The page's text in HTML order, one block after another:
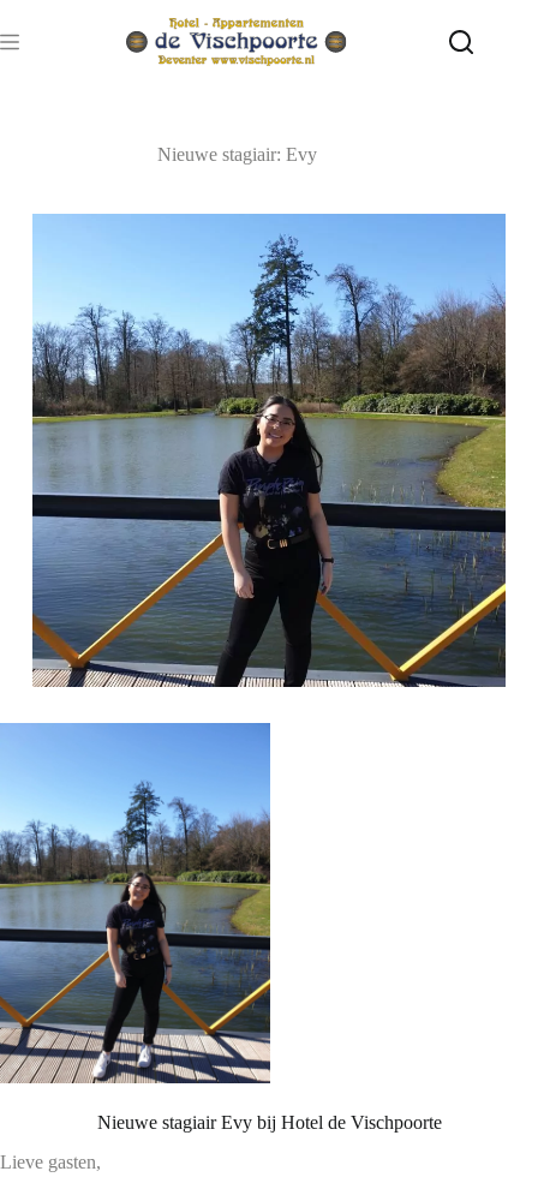
naar
de
Nieuwe stagiair: Evy
Nieuwe stagiair Evy bij Hotel de Vischpoorte
Lieve gasten,